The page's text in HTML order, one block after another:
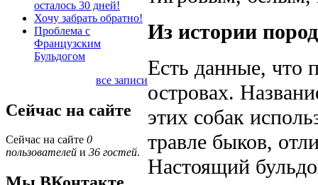
осталось 30 дней!
Хочу забрать обратно!
Проблема с
Французским
Бульдогом
все записи
Сейчас на сайте
Сейчас на сайте 0
пользователей и 36 гостей.
Из истории
Есть данные, что
островах.
этих собак
травле быков,
Настоящий